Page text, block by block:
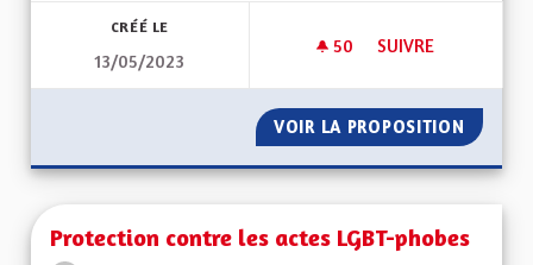
CRÉÉ LE
13/05/2023
50 50 ABONNÉS
SUIVRE
VOIR LA PROPOSITION
Protection contre les actes LGBT-phobes